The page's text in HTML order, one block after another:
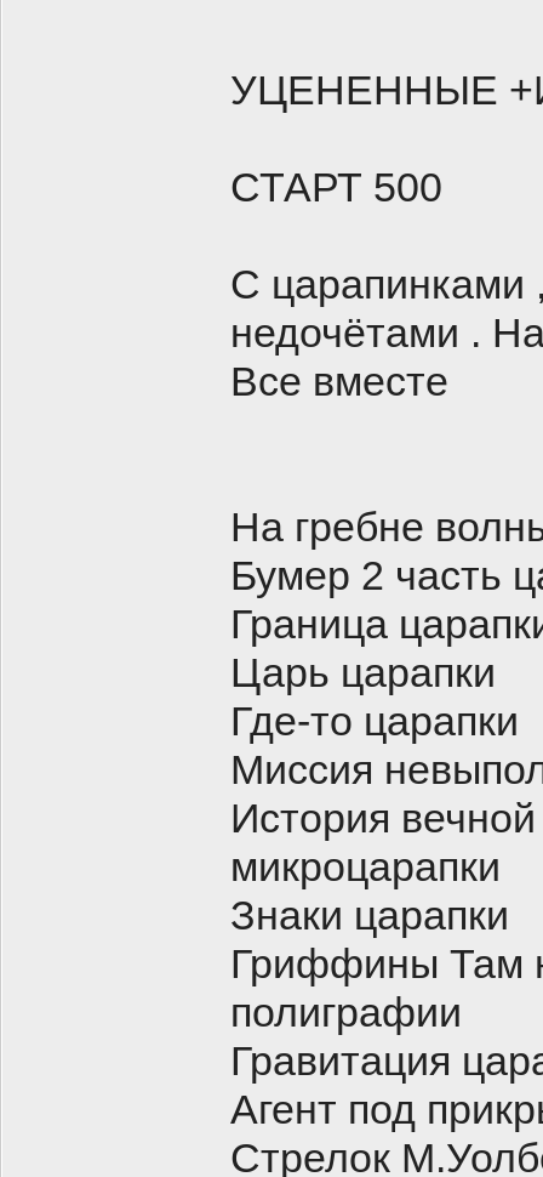
УЦЕНЕННЫЕ
СТАРТ 500
С царапинками
недочётами .
Все вместе
На гребне
Бумер 2 часть
Граница
Царь царапки
Где-то царапки
Миссия
История
микроцарапки
Знаки царапки
Гриффины Там
полиграфии
Гравитация
Агент под
Стрелок